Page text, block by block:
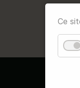
Ce